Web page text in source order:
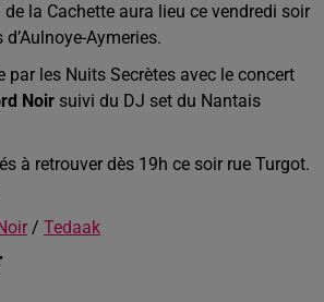
la Cachette aura lieu ce vendredi soir
Aymeries.
par les Nuits Secrètes avec le concert
Noir suivi du DJ set du Nantais
à retrouver dès 19h ce soir rue Turgot.
/ Tedaak